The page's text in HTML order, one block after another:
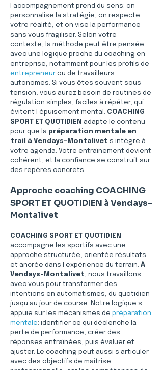
l accompagnement prend du sens: on
personnalise la stratégie, on respecte
votre réalité, et on vise la performance
sans vous fragiliser. Selon votre
contexte, la méthode peut être pensée
avec une logique proche du coaching en
entreprise, notamment pour les profils de
entrepreneur ou de travailleurs
autonomes. Si vous êtes souvent sous
tension, vous aurez besoin de routines de
régulation simples, faciles à répéter, qui
évitent l épuisement mental. COACHING
SPORT ET QUOTIDIEN adapte le contenu
pour que la préparation mentale en
trail à Vendays-Montalivet s intègre à
votre agenda. Votre entraînement devient
cohérent, et la confiance se construit sur
des repères concrets.
Approche coaching COACHING
SPORT ET QUOTIDIEN à Vendays-
Montalivet
COACHING SPORT ET QUOTIDIEN
accompagne les sportifs avec une
approche structurée, orientée résultats
et ancrée dans l expérience du terrain. À
Vendays-Montalivet, nous travaillons
avec vous pour transformer des
intentions en automatismes, du quotidien
jusqu au jour de course. Notre logique s
appuie sur les mécanismes de préparation
mentale: identifier ce qui déclenche la
perte de performance, créer des
réponses entraînées, puis évaluer et
ajuster. Le coaching peut aussi s articuler
avec des objectifs de maîtrise